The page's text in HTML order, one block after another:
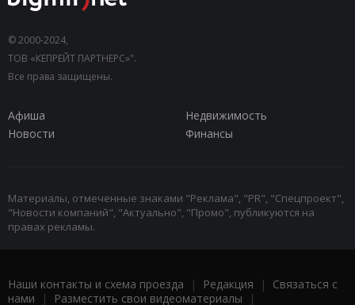
© 2000-2024,
ТОВ «КЕПРЕЙТ ПАРТНЕРС»".
Все права защищены.
Афиша
Недвижимость
Новости
Финансы
Материалы, отмеченные знаками "Реклама", "PR", "Спецпроект",
"Новости компаний", "Актуально", "Промо", публикуются на
правах рекламы.
Наши контакты и схема проезда | Редакция | Связаться с
нами | Разместить свои видеоматериалы |